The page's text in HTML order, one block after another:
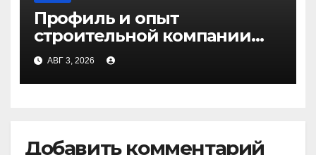
Профиль и опыт
строительной компании
Медичи
АВГ 3, 2026
Добавить комментарий